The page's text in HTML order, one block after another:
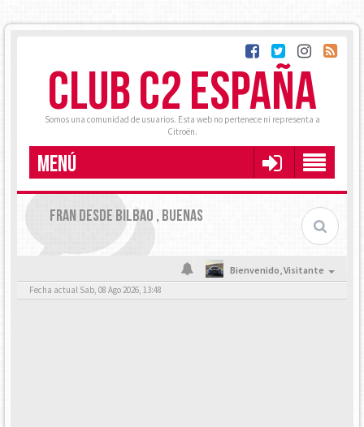
CLUB C2 ESPAÑA
Somos una comunidad de usuarios. Esta web no pertenece ni representa a
Citroën.
MENÚ
FRAN DESDE BILBAO , BUENAS
Bienvenido,Visitante
Fecha actual Sab, 08 Ago 2026, 13:48